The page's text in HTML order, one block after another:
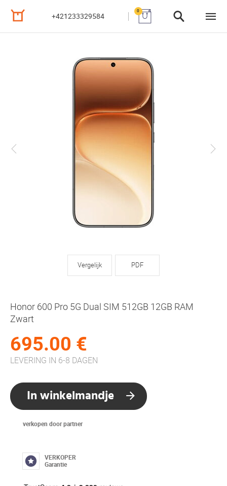
+421233329584
0
Vergelijk PDF
Honor 600 Pro 5G Dual SIM 512GB 12GB RAM
Zwart
695.00 €
LEVERING IN 6-8 DAGEN
In winkelmandje
verkopen door partner
VERKOPER
Garantie